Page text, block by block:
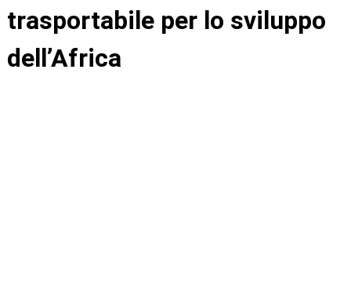
trasportabile per lo sviluppo
dell’Africa